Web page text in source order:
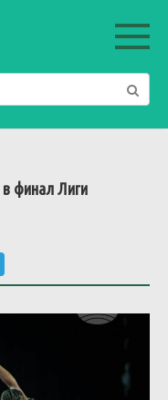
в финал Лиги